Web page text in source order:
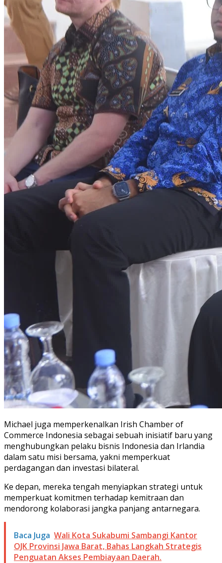
Michael juga memperkenalkan Irish Chamber of
Commerce Indonesia sebagai sebuah inisiatif baru yang
menghubungkan pelaku bisnis Indonesia dan Irlandia
dalam satu misi bersama, yakni memperkuat
perdagangan dan investasi bilateral.
Ke depan, mereka tengah menyiapkan strategi untuk
memperkuat komitmen terhadap kemitraan dan
mendorong kolaborasi jangka panjang antarnegara.
Baca Juga Wali Kota Sukabumi Sambangi Kantor
OJK Provinsi Jawa Barat, Bahas Langkah Strategis
Penguatan Akses Pembiayaan Daerah.